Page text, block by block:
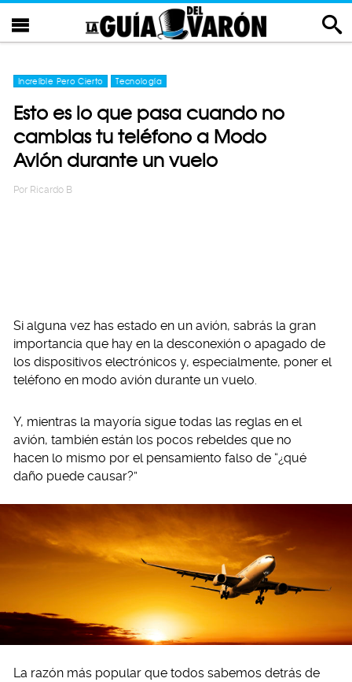
Increíble Pero Cierto Tecnología
Esto es lo que pasa cuando no
cambias tu teléfono a Modo
Avión durante un vuelo
Por Ricardo B
Si alguna vez has estado en un avión, sabrás la gran
importancia que hay en la desconexión o apagado de
los dispositivos electrónicos y, especialmente, poner el
teléfono en modo avión durante un vuelo.
Y, mientras la mayoría sigue todas las reglas en el
avión, también están los pocos rebeldes que no
hacen lo mismo por el pensamiento falso de “¿qué
daño puede causar?”
La razón más popular que todos sabemos detrás de